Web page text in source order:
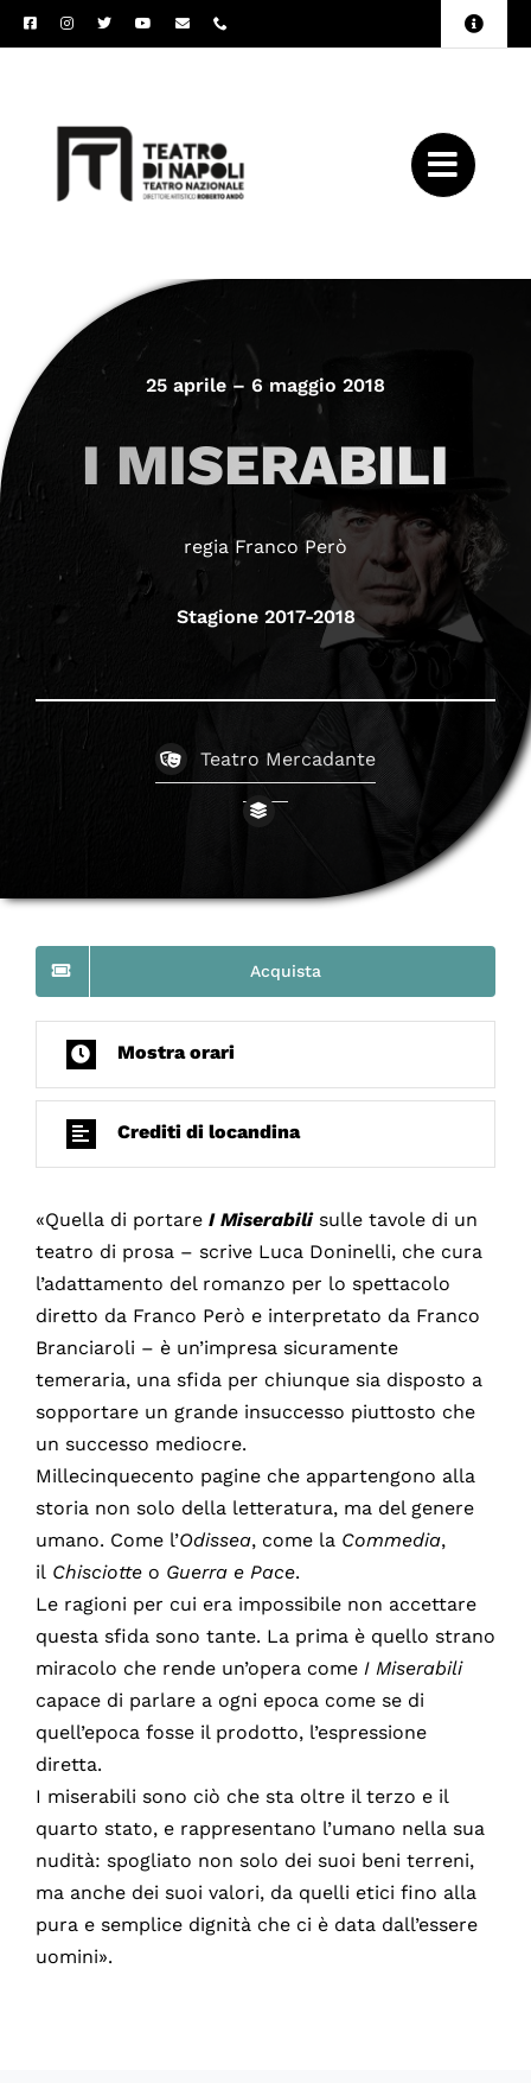
Salta
al
Toggle
25 aprile – 6 maggio 2018
I MISERABILI
regia Franco Però
Stagione 2017-2018
Teatro Mercadante
Acquista
Mostra orari
Crediti di locandina
«Quella di portare I Miserabili sulle tavole di un
teatro di prosa – scrive Luca Doninelli, che cura
l’adattamento del romanzo per lo spettacolo
diretto da Franco Però e interpretato da Franco
Branciaroli – è un’impresa sicuramente
temeraria, una sfida per chiunque sia disposto a
sopportare un grande insuccesso piuttosto che
un successo mediocre.
Millecinquecento pagine che appartengono alla
storia non solo della letteratura, ma del genere
umano. Come l’Odissea, come la Commedia,
il Chisciotte o Guerra e Pace.
Le ragioni per cui era impossibile non accettare
questa sfida sono tante. La prima è quello strano
miracolo che rende un’opera come I Miserabili
capace di parlare a ogni epoca come se di
quell’epoca fosse il prodotto, l’espressione
diretta.
I miserabili sono ciò che sta oltre il terzo e il
quarto stato, e rappresentano l’umano nella sua
nudità: spogliato non solo dei suoi beni terreni,
ma anche dei suoi valori, da quelli etici fino alla
pura e semplice dignità che ci è data dall’essere
uomini».